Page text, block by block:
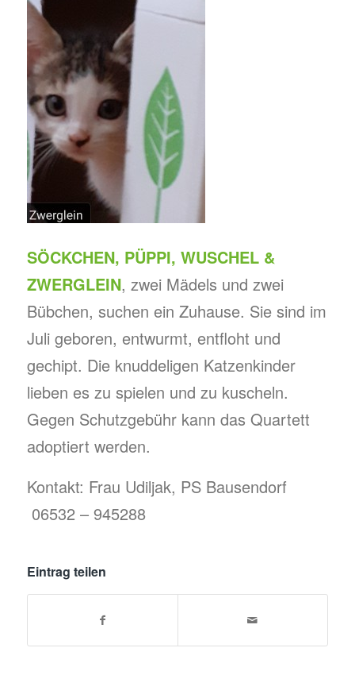
SÖCKCHEN, PÜPPI, WUSCHEL &
ZWERGLEIN, zwei Mädels und zwei
Bübchen, suchen ein Zuhause. Sie sind im
Juli geboren, entwurmt, entfloht und
gechipt. Die knuddeligen Katzenkinder
lieben es zu spielen und zu kuscheln.
Gegen Schutzgebühr kann das Quartett
adoptiert werden.
Kontakt: Frau Udiljak, PS Bausendorf
06532 – 945288
Eintrag teilen